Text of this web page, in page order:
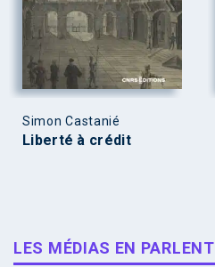
Simon Castanié
Liberté à crédit
LES MÉDIAS EN PARLENT